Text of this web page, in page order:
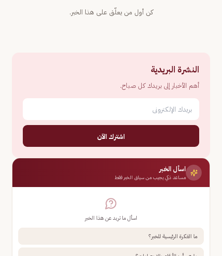
كن أول من يعلّق على هذا الخبر.
النشرة البريدية
أهم الأخبار إلى بريدك كل صباح.
اشترك الآن
اسأل الخبر
مساعد ذكي يجيب من سياق الخبر فقط
اسأل ما تريد عن هذا الخبر
ما الفكرة الرئيسية للخبر؟